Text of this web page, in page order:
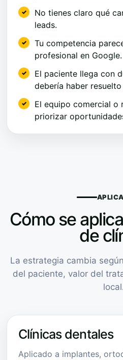
No tienes claro qué
leads.
Tu competencia
profesional en Google.
El paciente llega con
debería haber resuelto
El equipo comercial o
priorizar
Cómo se
de
La estrategia cambia
del paciente, valor del
Clínicas dentales
Aplicado a implantes,